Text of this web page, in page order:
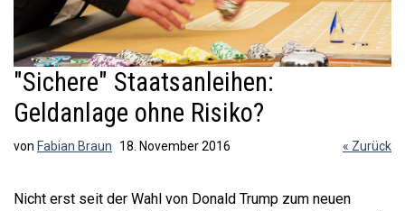
"Sichere" Staatsanleihen:
Geldanlage ohne Risiko?
von Fabian Braun 18. November 2016 « Zurück
Nicht erst seit der Wahl von Donald Trump zum neuen